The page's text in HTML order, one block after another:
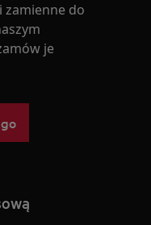
zamienne do
je